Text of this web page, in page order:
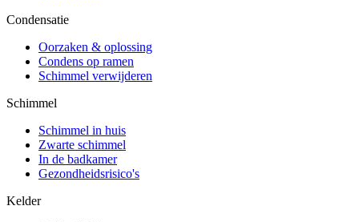
Condensatie
Oorzaken & oplossing
Condens op ramen
Schimmel verwijderen
Schimmel
Schimmel in huis
Zwarte schimmel
In de badkamer
Gezondheidsrisico's
Kelder